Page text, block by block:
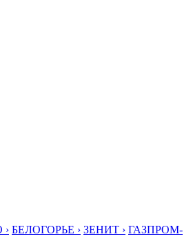
БЕЛОГОРЬЕ › ЗЕНИТ › ГАЗПРОМ-